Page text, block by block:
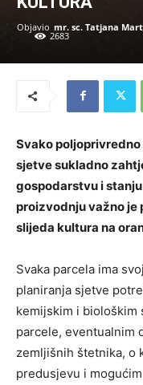
Objavio mr. sc. Tatjana
2683
Svako
sjetve sukladno
gospodarstvu i
proizvodnju važno je
slijeda kultura na
Svaka parcela ima
planiranja sjetve
kemijskim i biološkim
parcele, eventualnim
zemljišnih štetnika, o
predusjevu i